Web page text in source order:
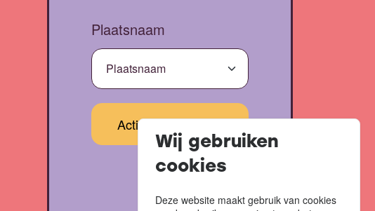
Plaatsnaam
Wij gebruiken
cookies
Deze website maakt gebruik van cookies